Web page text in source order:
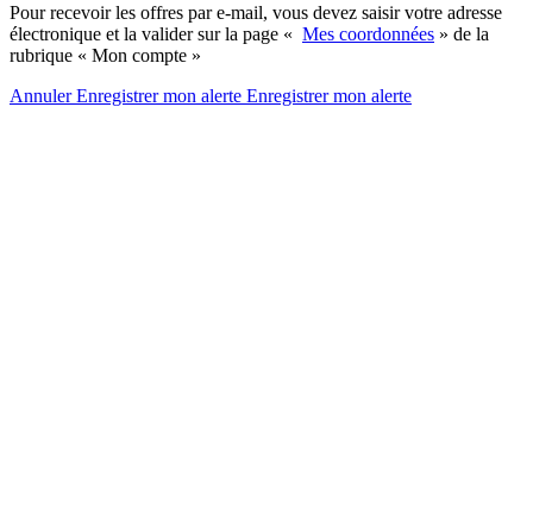
Pour recevoir les offres par e-mail, vous devez saisir votre adresse
électronique et la valider sur la page « Mes coordonnées » de la
rubrique « Mon compte »
AnnulerEnregistrer mon alerte Enregistrermon alerte